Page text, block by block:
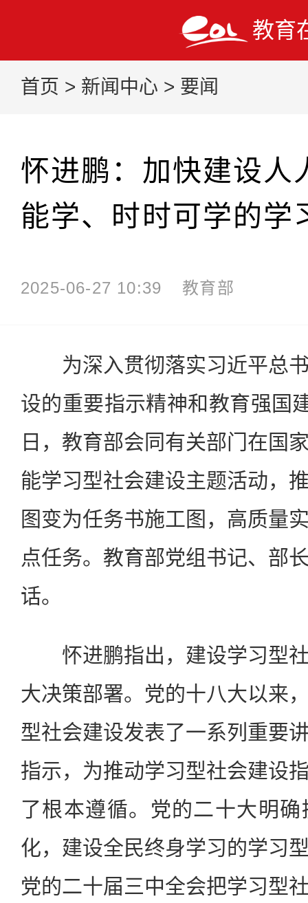
教育
首页 > 新闻中心 > 要闻
怀进鹏：加快建设人
能学、时时可学的学
2025-06-27 10:39 教育部
为深入贯彻落实习近平总书
设的重要指示精神和教育强国
日，教育部会同有关部门在国
能学习型社会建设主题活动，
图变为任务书施工图，高质量
点任务。教育部党组书记、部
话。
怀进鹏指出，建设学习型社
大决策部署。党的十八大以来
型社会建设发表了一系列重要
指示，为推动学习型社会建设
了根本遵循。党的二十大明
化，建设全民终身学习的学习
党的二十届三中全会把学习型